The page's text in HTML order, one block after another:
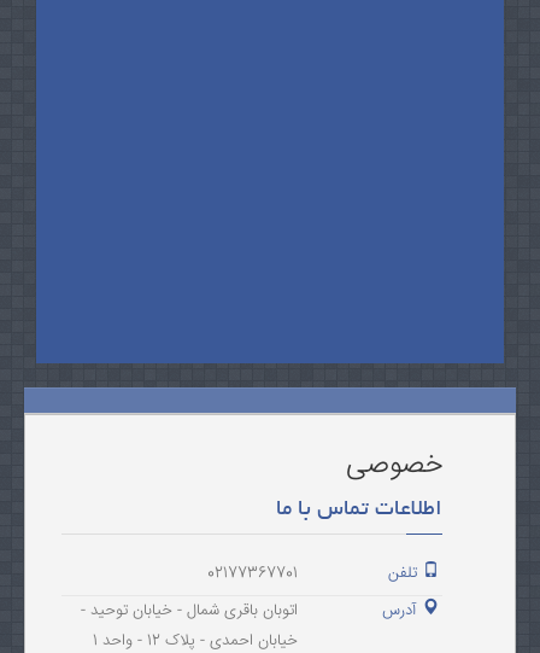
خصوصی
اطلاعات تماس با ما
تلفن
02177367701
آدرس
اتوبان باقری شمال - خیابان توحید -
خیابان احمدی - پلاک 12 - واحد 1